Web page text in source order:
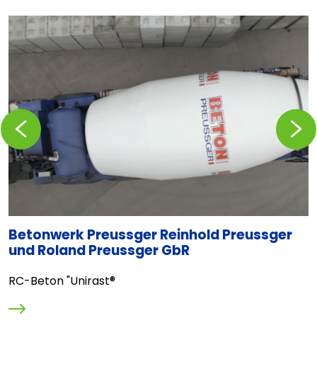
Betonwerk Preussger Reinhold Preussger
und Roland Preussger GbR
RC-Beton "Unirast®
Zurückblättern